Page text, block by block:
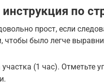
по
прост, если
чтобы было легче
(1 час). Отметьте